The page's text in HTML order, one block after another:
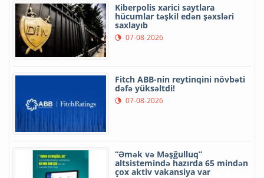
Kiberpolis xarici saytlara
hücumlar təşkil edən şəxsləri
saxlayıb
07-08-2026
Fitch ABB-nin reytinqini növbəti
dəfə yüksəltdi!
07-08-2026
“Əmək və Məşğulluq”
altsistemində hazırda 65 mindən
çox aktiv vakansiya var